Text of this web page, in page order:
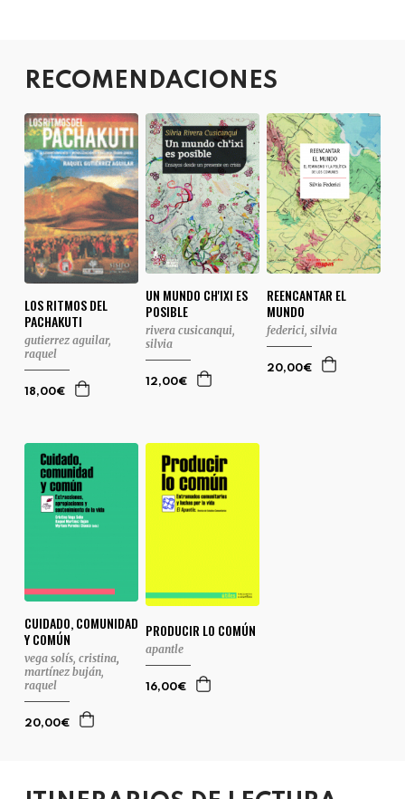
RECOMENDACIONES
LOS RITMOS DEL
PACHAKUTI
gutierrez aguilar,
raquel
18,00€
UN MUNDO CH'IXI ES
POSIBLE
rivera cusicanqui,
silvia
12,00€
REENCANTAR EL
MUNDO
federici, silvia
20,00€
CUIDADO, COMUNIDAD
Y COMÚN
vega solís, cristina,
martínez buján,
raquel
20,00€
PRODUCIR LO COMÚN
apantle
16,00€